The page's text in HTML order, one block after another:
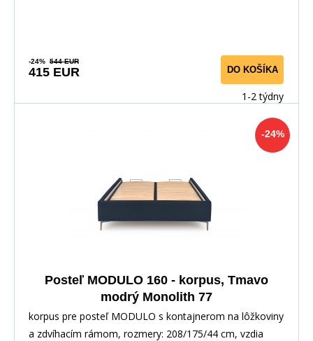
-24% 544 EUR
415 EUR DO KOŠÍKA
1-2 týdny
-24%
Posteľ MODULO 160 - korpus, Tmavo
modrý Monolith 77
korpus pre posteľ MODULO s kontajnerom na lôžkoviny
a zdvíhacím rámom, rozmery: 208/175/44 cm, vzdia